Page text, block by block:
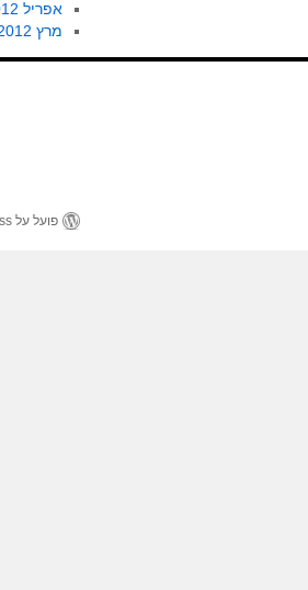
אפריל 2012
מרץ 2012
פועל על WordPress.